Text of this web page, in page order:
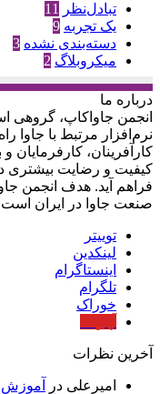
تبادل‌نظر
11
یک تجربه 9
دسته‌بندی نشده 3
میکروبلاگ 2
درباره‌ ما
انجمن جاواکاپ، گروهی
نرم‌افزار مرتبط با جاوا
کارآفرینان، کارفرمایان
کیفیت و رضایت بیشتری
فراهم آید. هدف انجمن
صنعت جاوا در ایران
توییتر
لینکدین
اینستاگرام
تلگرام
خوراک
آخرین نظرات
امیرعلی در
آموزش